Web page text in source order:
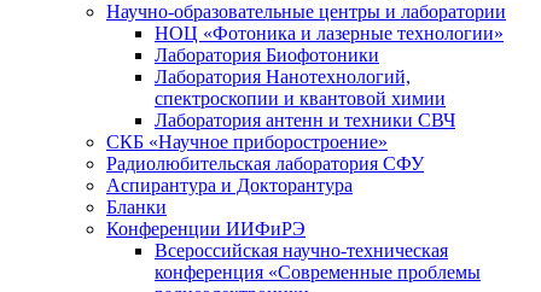
Научно-образовательные центры и лаборатории
НОЦ «Фотоника и лазерные технологии»
Лаборатория Биофотоники
Лаборатория Нанотехнологий,
спектроскопии и квантовой химии
Лаборатория антенн и техники СВЧ
СКБ «Научное приборостроение»
Радиолюбительская лаборатория СФУ
Аспирантура и Докторантура
Бланки
Конференции ИИФиРЭ
Всероссийская научно-техническая
конференция «Современные проблемы